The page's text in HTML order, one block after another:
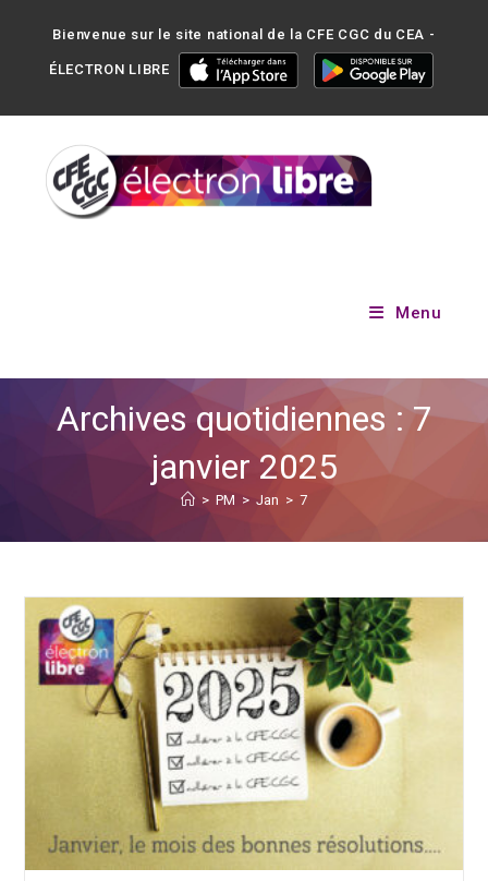
Bienvenue sur le site national de la CFE CGC du CEA -
ÉLECTRON LIBRE
Menu
Archives quotidiennes : 7
janvier 2025
> PM > Jan > 7